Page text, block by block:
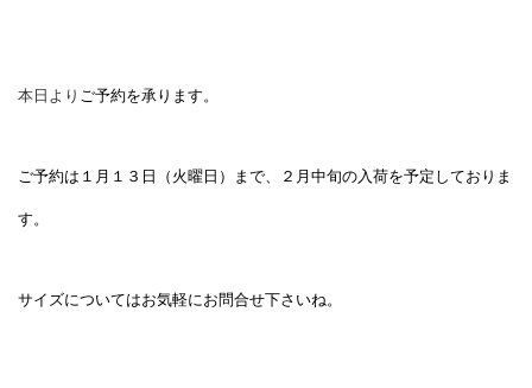
本日より ご予約を承ります。
ご予約は１月１３日（火曜日）まで、 ２月中旬の入荷を予定しておりま
す。
サイズについてはお気軽にお問合せ下さいね。